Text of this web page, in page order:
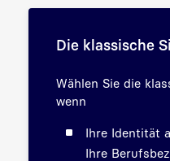
Die klassische
Wählen Sie die
wenn
Ihre Identität
Ihre